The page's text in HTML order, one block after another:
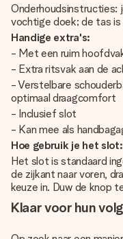
Onderhoudsinstructies:
vochtige doek; de tas
Handige extra's:
- Met een ruim
- Extra ritsvak aan de
- Verstelbare
optimaal draagcomfort
- Inclusief slot
- Kan mee als
Hoe gebruik je het slot:
Het slot is standaard
de zijkant naar voren,
keuze in. Duw de knop
Klaar voor hun